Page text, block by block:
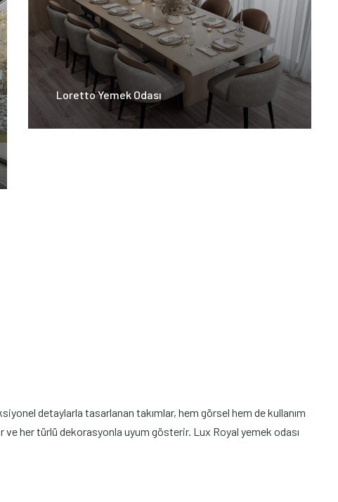
Loretto Yemek Odası
detaylarla tasarlanan takımlar, hem görsel hem de kullanım
ve her türlü dekorasyonla uyum gösterir. Lux Royal yemek odası